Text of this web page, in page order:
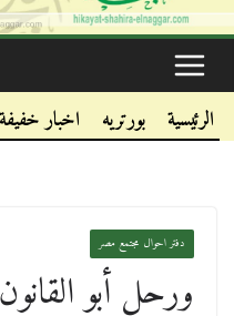
الرئيسية بورتريه اخبار خفيفة
دفتر احوال مجتمع مصر
ورحل أبو